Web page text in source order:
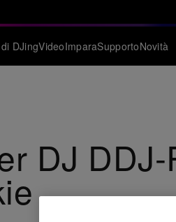
DJingVideoImparaSupportoNovità
DJ